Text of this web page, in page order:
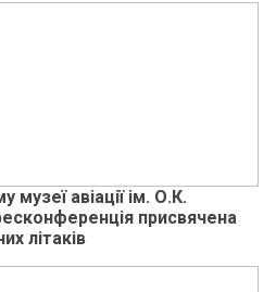
авіації ім. О.К.
присвячена
літаків